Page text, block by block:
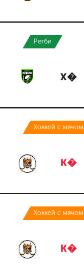
Регби
Х�
Хоккей с мячом
К�
Хоккей с мячом
К�